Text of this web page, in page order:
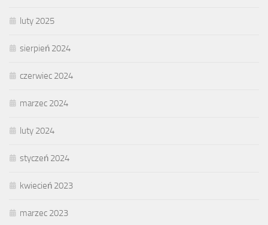
luty 2025
sierpień 2024
czerwiec 2024
marzec 2024
luty 2024
styczeń 2024
kwiecień 2023
marzec 2023